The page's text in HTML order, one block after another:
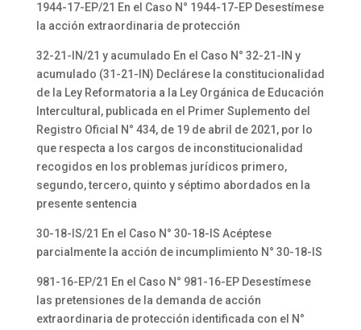
1944-17-EP/21 En el Caso N° 1944-17-EP Desestímese
la acción extraordinaria de protección
32-21-IN/21 y acumulado En el Caso N° 32-21-IN y
acumulado (31-21-IN) Declárese la constitucionalidad
de la Ley Reformatoria a la Ley Orgánica de Educación
Intercultural, publicada en el Primer Suplemento del
Registro Oficial N° 434, de 19 de abril de 2021, por lo
que respecta a los cargos de inconstitucionalidad
recogidos en los problemas jurídicos primero,
segundo, tercero, quinto y séptimo abordados en la
presente sentencia
30-18-IS/21 En el Caso N° 30-18-IS Acéptese
parcialmente la acción de incumplimiento N° 30-18-IS
981-16-EP/21 En el Caso N° 981-16-EP Desestímese
las pretensiones de la demanda de acción
extraordinaria de protección identificada con el N°